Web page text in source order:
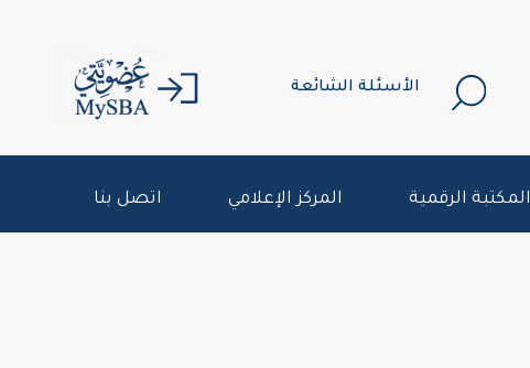
الأسئلة الشائعة
المكتبة الرقمية المركز الإعلامي اتصل بنا